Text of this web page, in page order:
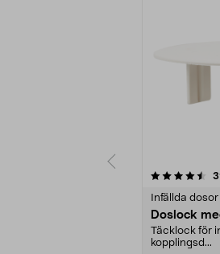
Infällda dosor
Doslock
Täcklock för
kopplingsd...
4.5